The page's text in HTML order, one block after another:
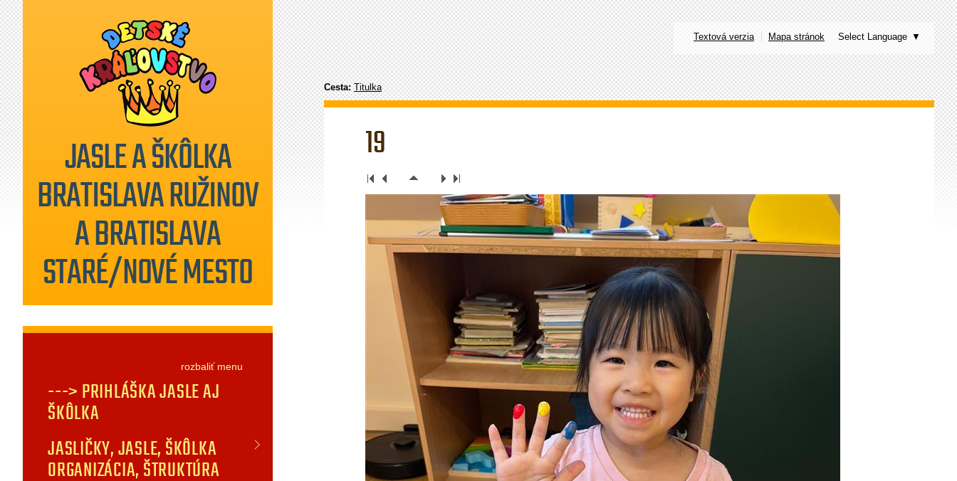
Textová verzia Mapa stránok Select Language ▼
JASLE A ŠKÔLKA
BRATISLAVA RUŽINOV
A BRATISLAVA
STARÉ/NOVÉ MESTO
Cesta:Titulka
19
rozbaliťmenu
---> PRIHLÁŠKA JASLE AJ
ŠKÔLKA
JASLIČKY, JASLE, ŠKÔLKA
ORGANIZÁCIA, ŠTRUKTÚRA